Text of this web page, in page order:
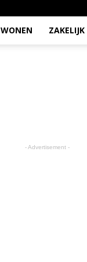
WONEN ZAKELIJK
- Advertisement -